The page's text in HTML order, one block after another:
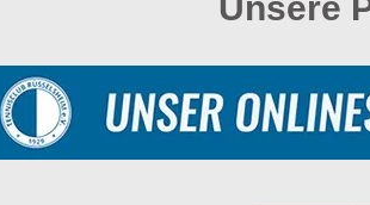
Unsere